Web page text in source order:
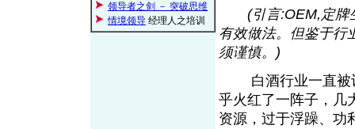
领导者之剑 － 突破思维
情境领导 经理人之培训
(引言:OEM,定牌
有效做法。但鉴于行
须谨慎。)
白酒行业一直被认
乎火红了一阵子，几
资源，过于浮躁、功